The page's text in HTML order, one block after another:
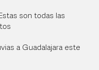
son todas las
a Guadalajara este